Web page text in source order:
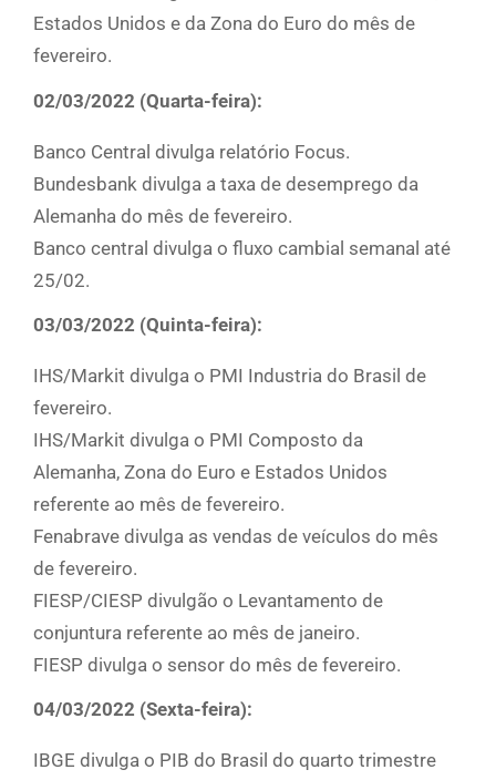
Estados Unidos e da Zona do Euro do mês de
fevereiro.
02/03/2022 (Quarta-feira):
Banco Central divulga relatório Focus.
Bundesbank divulga a taxa de desemprego da
Alemanha do mês de fevereiro.
Banco central divulga o fluxo cambial semanal até
25/02.
03/03/2022 (Quinta-feira):
IHS/Markit divulga o PMI Industria do Brasil de
fevereiro.
IHS/Markit divulga o PMI Composto da
Alemanha, Zona do Euro e Estados Unidos
referente ao mês de fevereiro.
Fenabrave divulga as vendas de veículos do mês
de fevereiro.
FIESP/CIESP divulgão o Levantamento de
conjuntura referente ao mês de janeiro.
FIESP divulga o sensor do mês de fevereiro.
04/03/2022 (Sexta-feira):
IBGE divulga o PIB do Brasil do quarto trimestre